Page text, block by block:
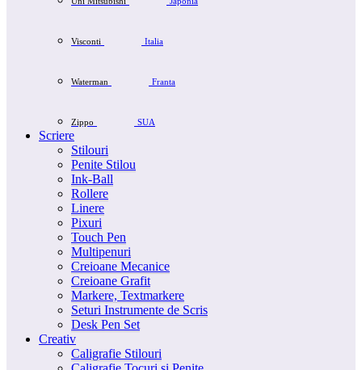
Visconti Italia
Waterman Franta
Zippo SUA
Scriere
Stilouri
Penite Stilou
Ink-Ball
Rollere
Linere
Pixuri
Touch Pen
Multipenuri
Creioane Mecanice
Creioane Grafit
Markere, Textmarkere
Seturi Instrumente de Scris
Desk Pen Set
Creativ
Caligrafie Stilouri